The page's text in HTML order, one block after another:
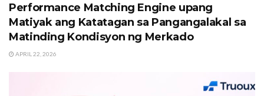
Performance Matching Engine upang
Matiyak ang Katatagan sa Pangangalakal sa
Matinding Kondisyon ng Merkado
APRIL 22, 2026